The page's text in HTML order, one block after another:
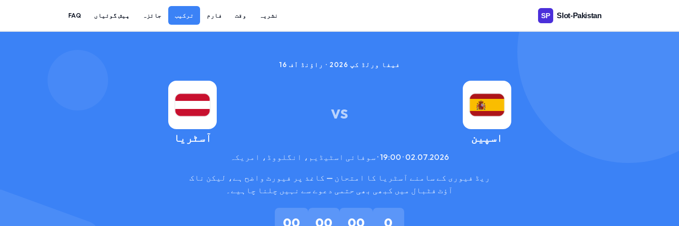
نشریہ وقت فارم ترکیب جائزہ پیش گوئیاں FAQ
فیفا ورلڈ کپ 2026 · راؤنڈ آف 16
اسپین
VS
آسٹریا
02.07.2026 · 19:00 · سوفائی اسٹیڈیم، انگلووڈ، امریکہ
ریڈ فیوری کے سامنے آسٹریا کا امتحان — کاغذ پر فیورٹ واضح ہے، لیکن ناک
آؤٹ فٹبال میں کبھی بھی حتمی دعوے سے نہیں چلنا چاہیے۔
0
00
00
00